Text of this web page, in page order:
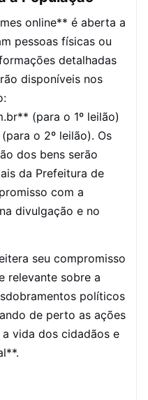
online** é aberta a
pessoas físicas ou
detalhadas
disponíveis nos
(para o 1º leilão)
o 2º leilão). Os
dos bens serão
da Prefeitura de
com a
divulgação e no
seu compromisso
relevante sobre a
políticos
de perto as ações
vida dos cidadãos e